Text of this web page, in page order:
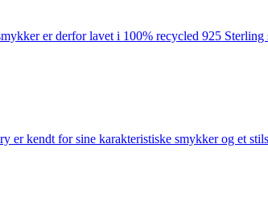
er derfor lavet i 100% recycled 925
er kendt for sine karakteristiske smykker og et